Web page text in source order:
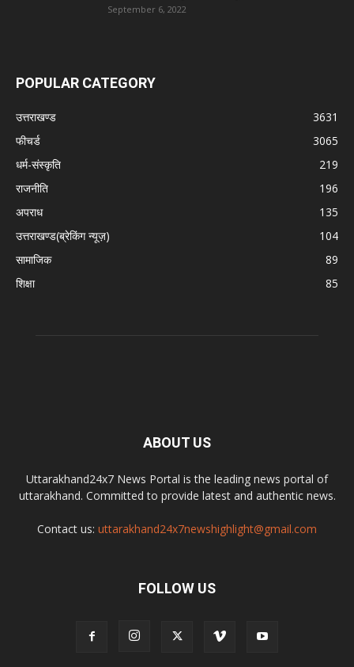
September 6, 2022
POPULAR CATEGORY
उत्तराखण्ड
3631
फीचर्ड
3065
धर्म-संस्कृति
219
राजनीति
196
अपराध
135
उत्तराखण्ड(ब्रेकिंग न्यूज़)
104
सामाजिक
89
शिक्षा
85
ABOUT US
Uttarakhand24x7 News Portal is the leading news portal of
uttarakhand. Committed to provide latest and authentic news.
Contact us: uttarakhand24x7newshighlight@gmail.com
FOLLOW US